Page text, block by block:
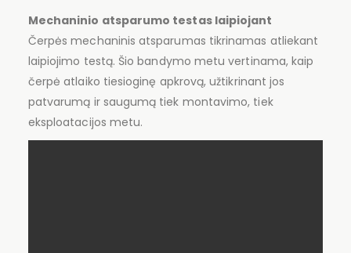
Mechaninio atsparumo testas laipiojant
Čerpės mechaninis atsparumas tikrinamas atliekant
laipiojimo testą. Šio bandymo metu vertinama, kaip
čerpė atlaiko tiesioginę apkrovą, užtikrinant jos
patvarumą ir saugumą tiek montavimo, tiek
eksploatacijos metu.